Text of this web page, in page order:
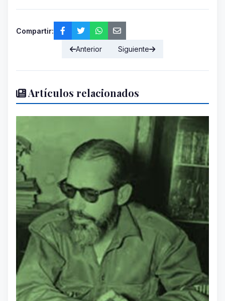
Compartir:
Anterior Siguiente
Artículos relacionados